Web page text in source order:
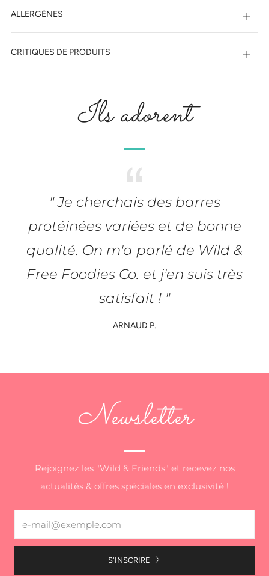
ALLERGÈNES
CRITIQUES DE PRODUITS
Ils adorent
" Je cherchais des barres
protéinées variées et de bonne
qualité. On m'a parlé de Wild &
Free Foodies Co. et j'en suis très
satisfait ! "
ARNAUD P.
Newsletter
Rejoignez les "Wild & Friends" et recevez nos
actualités & offres spéciales en exclusivité !
S'INSCRIRE